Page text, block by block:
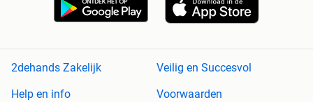
2dehands Zakelijk
Veilig en Succesvol
Help en info
Voorwaarden